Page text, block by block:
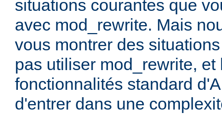
situations courantes que
avec mod_rewrite. Mais
vous montrer des
pas utiliser mod_rewrite,
fonctionnalités standard
d'entrer dans une